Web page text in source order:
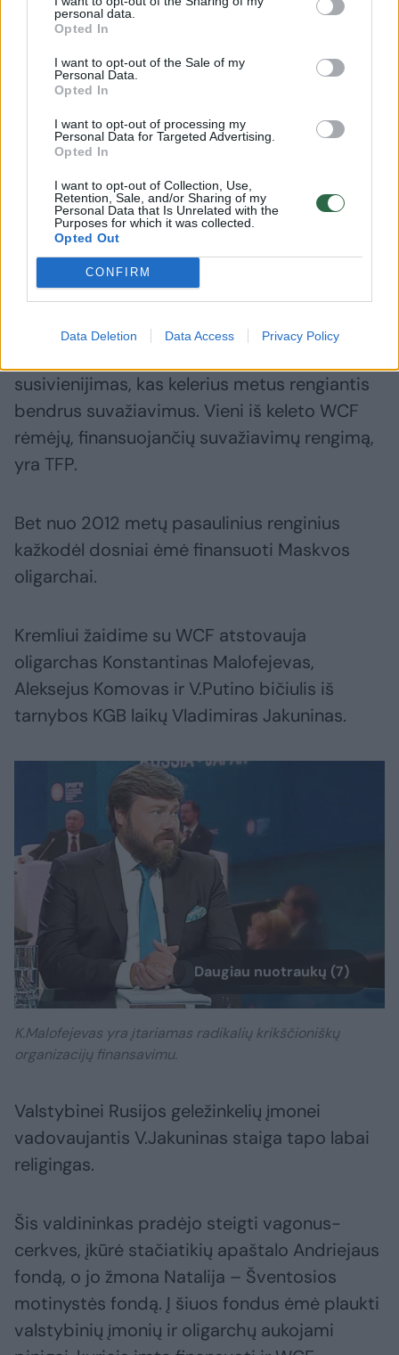
personal data.
Opted In
I want to opt-out of the Sale of my
Personal Data.
Opted In
I want to opt-out of processing my
Personal Data for Targeted Advertising.
Opted In
I want to opt-out of Collection, Use,
Retention, Sale, and/or Sharing of my
Personal Data that Is Unrelated with the
Purposes for which it was collected.
Opted Out
CONFIRM
Data Deletion Data Access Privacy Policy
Krokuvoje įkurtoje Petro Skargos draugijoje
Prancūzijos, Nyderlandų, Brazilijos.
Sulaukė pinigų iš Maskvos
K.Suchanow teigimu, svarbiausia
fundamentalistines krikščioniškas
organizacijas vienijančia draugija tapo
Pasaulinis šeimų kongresas (WCF).
1997 m. JAV įkurta organizacija skelbiasi
susivienijimas, kas kelerius metus rengiantis
bendrus suvažiavimus. Vieni iš keleto WCF
rėmėjų, finansuojančių suvažiavimų rengimą,
yra TFP.
Bet nuo 2012 metų pasaulinius renginius
kažkodėl dosniai ėmė finansuoti Maskvos
oligarchai.
Kremliui žaidime su WCF atstovauja
oligarchas Konstantinas Malofejevas,
Aleksejus Komovas ir V.Putino bičiulis iš
tarnybos KGB laikų Vladimiras Jakuninas.
Daugiau nuotraukų (7)
K.Malofejevas yra įtariamas radikalių krikščioniškų
organizacijų finansavimu.
Valstybinei Rusijos geležinkelių įmonei
vadovaujantis V.Jakuninas staiga tapo labai
religingas.
Šis valdininkas pradėjo steigti vagonus-
cerkves, įkūrė stačiatikių apaštalo Andriejaus
fondą, o jo žmona Natalija – Šventosios
motinystės fondą. Į šiuos fondus ėmė plaukti
valstybinių įmonių ir oligarchų aukojami